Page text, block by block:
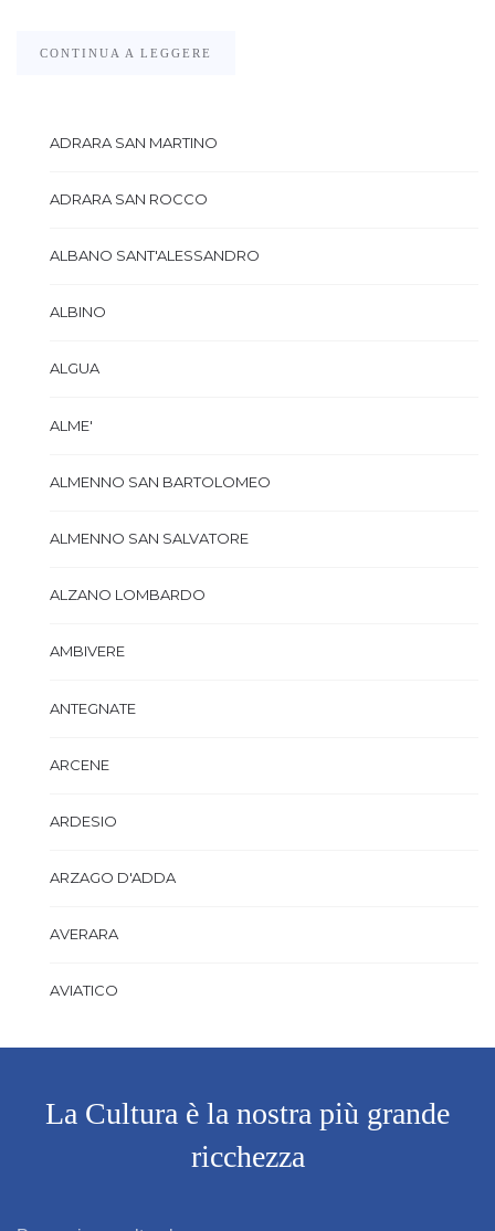
CONTINUA A LEGGERE
ADRARA SAN MARTINO
ADRARA SAN ROCCO
ALBANO SANT'ALESSANDRO
ALBINO
ALGUA
ALME'
ALMENNO SAN BARTOLOMEO
ALMENNO SAN SALVATORE
ALZANO LOMBARDO
AMBIVERE
ANTEGNATE
ARCENE
ARDESIO
ARZAGO D'ADDA
AVERARA
AVIATICO
AZZANO SAN PAOLO
AZZONE
La Cultura è la nostra più grande
ricchezza